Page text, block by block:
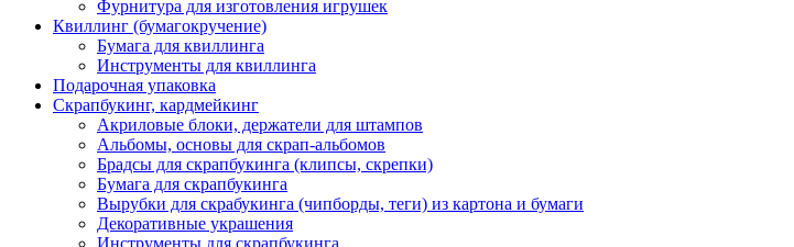
Фурнитура для изготовления игрушек
Квиллинг (бумагокручение)
Бумага для квиллинга
Инструменты для квиллинга
Подарочная упаковка
Скрапбукинг, кардмейкинг
Акриловые блоки, держатели для штампов
Альбомы, основы для скрап-альбомов
Брадсы для скрапбукинга (клипсы, скрепки)
Бумага для скрапбукинга
Вырубки для скрабукинга (чипборды, теги) из картона и бумаги
Декоративные украшения
Инструменты для скрапбукинга